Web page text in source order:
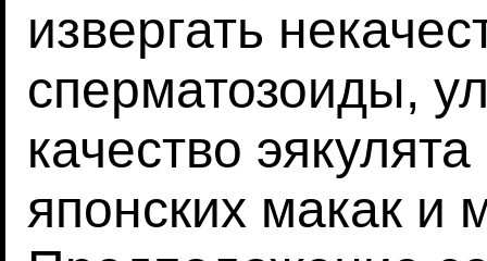
извергать
сперматозоиды,
качество
японских макак и